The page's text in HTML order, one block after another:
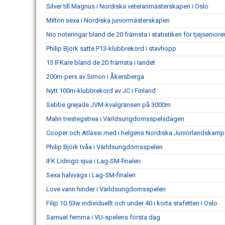
Silver till Magnus i Nordiska veteranmästerskapen i Oslo
Milton sexa i Nordiska juniormästerskapen
Nio noteringar bland de 20 främsta i statistiken för
Philip Björk satte P13-klubbrekord i stavhopp
13 IFKare bland de 20 främsta i landet
200m-pers av Simon i Åkersberga
Nytt 100m-klubbrekord av JC i Finland
Sebbe grejade JVM-kvalgränsen på 3000m
Malin trestegstrea i Världsungdomsspelsdagen
Cooper och Atlassi med i helgens Nordiska Juniorlandskamp
Philip Björk tvåa i Världsungdomsspelen
IFK Lidingö sjua i Lag-SM-finalen
Sexa halvvägs i Lag-SM-finalen
Love vann hinder i Världsungdomsspelen
Filip 10.53w individuellt och under 40 i korta stafetten i Oslo
Samuel femma i VU-spelens första dag